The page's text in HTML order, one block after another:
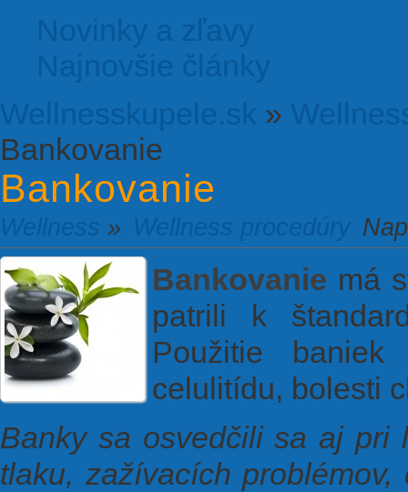
Novinky a zľavy
Najnovšie články
Wellnesskupele.sk »
Bankovanie
Bankovanie
Wellness » Wellness procedúry
Bankovanie má
patrili k
Použitie
celulitídu, bolesti
Banky sa osvedčili sa aj pri
tlaku, zažívacích